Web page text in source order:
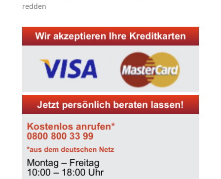
redden